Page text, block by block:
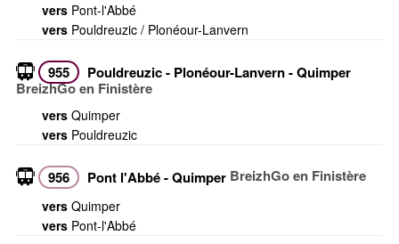
vers Pont-l'Abbé
vers Pouldreuzic / Plonéour-Lanvern
955
Pouldreuzic - Plonéour-Lanvern - Quimper
BreizhGo en Finistère
vers Quimper
vers Pouldreuzic
956 Pont l'Abbé - Quimper BreizhGo en Finistère
vers Quimper
vers Pont-l'Abbé